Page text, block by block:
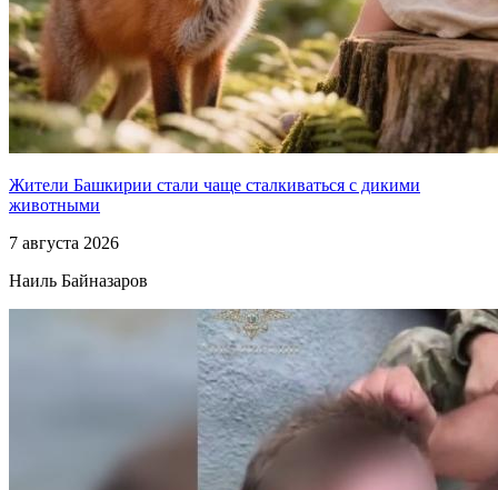
Жители Башкирии стали чаще сталкиваться с дикими
животными
7 августа 2026
Наиль Байназаров